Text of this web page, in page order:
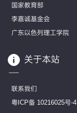
国家教育部
李嘉诚基金会
广东以色列理工学院
关于本站
联系我们
粤ICP备 10216025号-4